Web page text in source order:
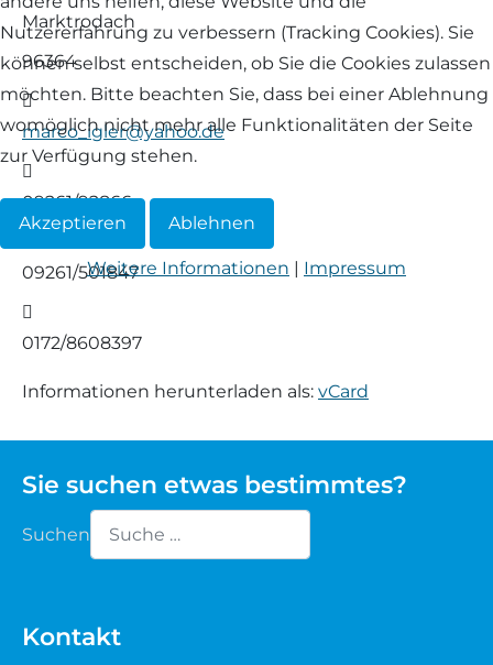
Marktrodach
96364
E-Mail
marco_igler@yahoo.de
Telefon
09261/92866
09261/501847
0172/8608397
Informationen herunterladen als: vCard
Sie suchen etwas bestimmtes?
Suchen
Kontakt
Nutzererfahrung zu verbessern (Tracking Cookies). Sie
können selbst entscheiden, ob Sie die Cookies zulassen
möchten. Bitte beachten Sie, dass bei einer Ablehnung
womöglich nicht mehr alle Funktionalitäten der Seite
zur Verfügung stehen.
Akzeptieren Ablehnen
Weitere Informationen | Impressum
Waldschaf
Weiße gehörnte Heidschnucke
Weiße hornlose Heidschnucke
Zackelschaf
Herdwick